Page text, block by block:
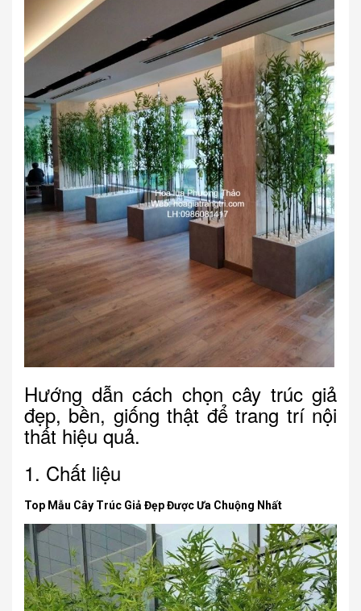
Hướng dẫn cách chọn cây trúc giả
đẹp, bền, giống thật để trang trí nội
thất hiệu quả.
1. Chất liệu
Top Mẫu Cây Trúc Giả Đẹp Được Ưa Chuộng Nhất